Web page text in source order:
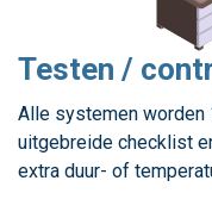
Testen /
Alle systemen worden
uitgebreide checklist
extra duur- of